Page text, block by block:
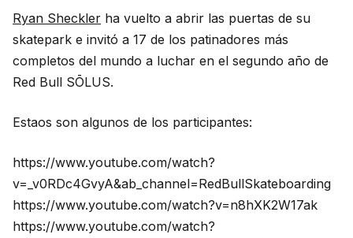
Ryan Sheckler ha vuelto a abrir las puertas de su
skatepark e invitó a 17 de los patinadores más
completos del mundo a luchar en el segundo año de
Red Bull SŌLUS.
Estaos son algunos de los participantes:
https://www.youtube.com/watch?
v=_v0RDc4GvyA&ab_channel=RedBullSkateboarding
https://www.youtube.com/watch?v=n8hXK2W17ak
https://www.youtube.com/watch?